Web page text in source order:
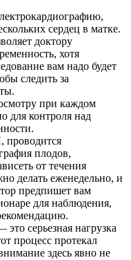
сердец в матке.
доктору
хотя
вам надо будет
следить за
при каждом
для контроля над
проводится
плодов,
от течения
делать еженедельно, и
предпишет вам
для наблюдения,
серьезная нагрузка
процесс протекал
здесь явно не